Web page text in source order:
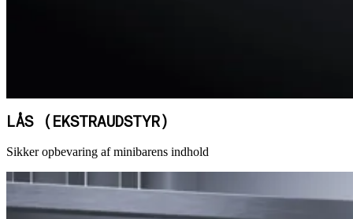
LÅS (EKSTRAUDSTYR)
Sikker opbevaring af minibarens indhold